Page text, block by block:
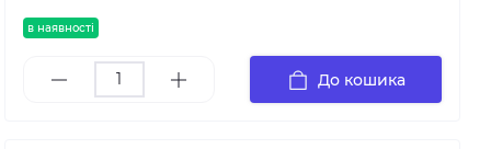
в наявності
До кошика